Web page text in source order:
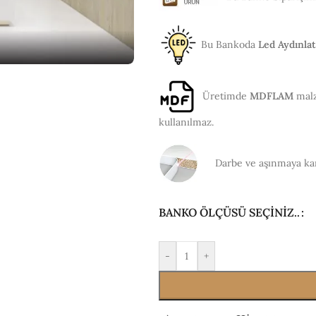
KÜÇÜK DANIŞMA
BANKOLARI
Düz
Bu Bankoda Led
Üretimde MDFLAM
kullanılmaz.
Darbe ve aşınmaya
BANKO ÖLÇÜSÜ SEÇINIZ..
- +